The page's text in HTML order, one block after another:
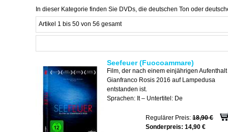
In dieser Kategorie finden Sie DVDs, die deutschen Ton oder
Artikel 1 bis 50 von 56 gesamt
Seefeuer (Fuocoammare)
Film, der nach einem einjährigen Aufenthalt
Gianfranco Rosis 2016 auf Lampedusa
entstanden ist.
Sprachen: It – Untertitel: De
Regulärer Preis: 18,90 €
Sonderpreis: 14,90 €